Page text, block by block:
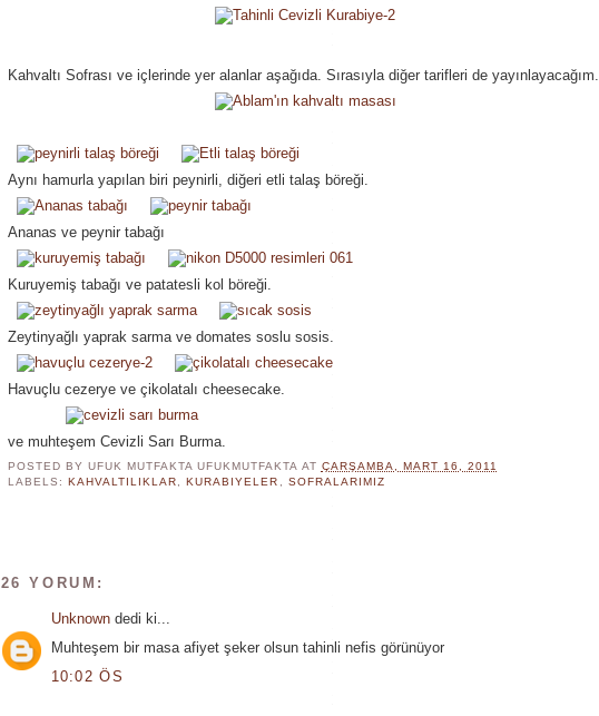
Kahvaltı Sofrası ve içlerinde yer alanlar aşağıda. Sırasıyla diğer tarifleri de yayınlayacağım.
Aynı hamurla yapılan biri peynirli, diğeri etli talaş böreği.
Ananas ve peynir tabağı
Kuruyemiş tabağı ve patatesli kol böreği.
Zeytinyağlı yaprak sarma ve domates soslu sosis.
Havuçlu cezerye ve çikolatalı cheesecake.
ve muhteşem Cevizli Sarı Burma.
POSTED BY UFUK MUTFAKTAUFUKMUTFAKTA AT ÇARŞAMBA, MART 16, 2011
LABELS:KAHVALTILIKLAR ,KURABIYELER SOFRALARIMIZ
26 YORUM:
Unknowndedi ki...
Muhteşem bir masa afiyet şeker olsun tahinli nefis görünüyor
10:02 ÖS